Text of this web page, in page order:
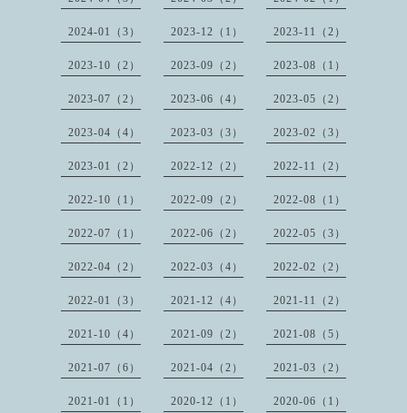
2024-01（3） 2023-12（1） 2023-11（2）
2023-10（2） 2023-09（2） 2023-08（1）
2023-07（2） 2023-06（4） 2023-05（2）
2023-04（4） 2023-03（3） 2023-02（3）
2023-01（2） 2022-12（2） 2022-11（2）
2022-10（1） 2022-09（2） 2022-08（1）
2022-07（1） 2022-06（2） 2022-05（3）
2022-04（2） 2022-03（4） 2022-02（2）
2022-01（3） 2021-12（4） 2021-11（2）
2021-10（4） 2021-09（2） 2021-08（5）
2021-07（6） 2021-04（2） 2021-03（2）
2021-01（1） 2020-12（1） 2020-06（1）